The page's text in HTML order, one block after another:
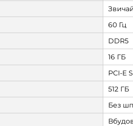
60 Гц
DDR5
16 ГБ
PCI-E
512 ГБ
Без